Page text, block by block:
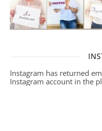
Instagram has returned
Instagram account in the